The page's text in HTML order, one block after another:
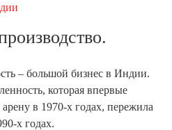
– большой бизнес в Индии.
которая впервые
в 1970-х годах, пережила
х годах.